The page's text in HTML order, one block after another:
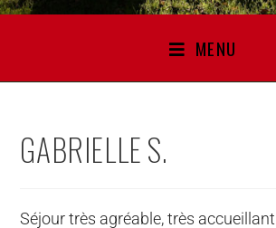
MENU
GABRIELLE S.
Séjour très agréable, très